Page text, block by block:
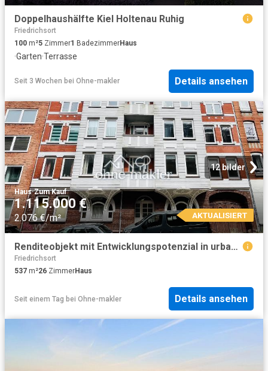
Doppelhaushälfte Kiel Holtenau Ruhig
Friedrichsort
100 m²5 Zimmer1 BadezimmerHaus
·Garten·Terrasse
Seit 3 Wochen bei Ohne-makler Details ansehen
12 bilder
Haus·Zum Kauf
1.115.000 €
2.076 €/m² AKTUALISIERT
Renditeobjekt mit Entwicklungspotenzial in urbaner Lage
Friedrichsort
537 m²26 ZimmerHaus
Seit einem Tag bei Ohne-makler Details ansehen